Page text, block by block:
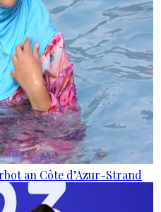
an Côte d’Azur-Strand